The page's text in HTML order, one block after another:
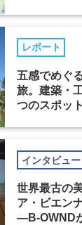
レポート
五感でめぐ
旅。建築・
つのスポット
インタビュー
世界最古の
ア・ビエン
―B-OWND